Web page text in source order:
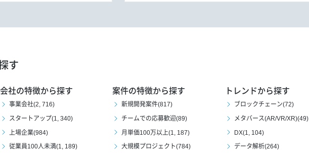
す
会社の特徴から探す
事業会社(2, 716)
スタートアップ(1, 340)
上場企業(984)
従業員100人未満(1, 189)
案件の特徴から探す
新規開発案件(817)
チームでの応募歓迎(89)
月単価100万以上(1, 187)
大規模プロジェクト(784)
トレンドから探す
ブロックチェーン(72)
メタバース(AR/VR/XR)(49)
DX(1, 104)
データ解析(264)